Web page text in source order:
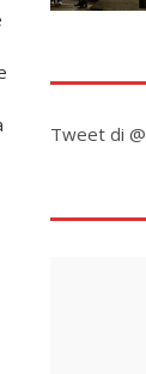
Tweet di